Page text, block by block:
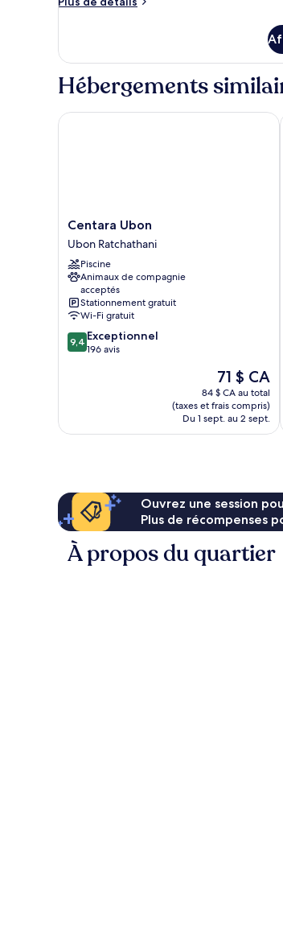
chambre :
Deluxe
Twin
Room
Deluxe
Twin
Room
Hébergements
Centara
Ubon
Ubon
Ratchathani
Centara Ubon
Ubon Ratchathani
Piscine
Animaux de compagnie
acceptés
Stationnement gratuit
Wi-Fi gratuit
9.4
sur
9,4 Exceptionnel
196 avis
Le
prix
est
de
71 $ CA
71 $ CA
84 $ CA au total
(taxes et frais compris)
Du 1 sept. au 2 sept.
Centara Ubon
Ouvrez une session
Plus de récompenses
À propos du quartier